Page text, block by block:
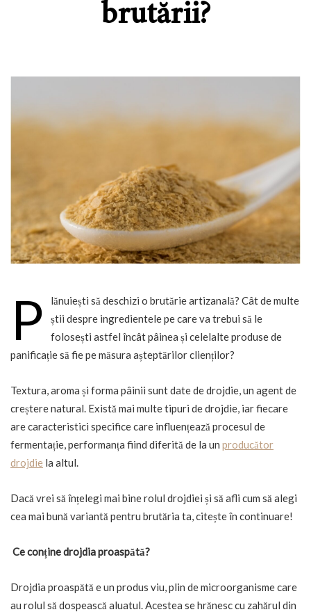
brutării?
P
lănuiești să deschizi o brutărie artizanală? Cât de multe
știi despre ingredientele pe care va trebui să le
folosești astfel încât pâinea și celelalte produse de
panificație să fie pe măsura așteptărilor clienților?
Textura, aroma și forma pâinii sunt date de drojdie, un agent de
creștere natural. Există mai multe tipuri de drojdie, iar fiecare
are caracteristici specifice care influențează procesul de
fermentație, performanța fiind diferită de la un producător
drojdie la altul.
Dacă vrei să înțelegi mai bine rolul drojdiei și să afli cum să alegi
cea mai bună variantă pentru brutăria ta, citește în continuare!
Ce conține drojdia proaspătă?
Drojdia proaspătă e un produs viu, plin de microorganisme care
au rolul să dospească aluatul. Acestea se hrănesc cu zahărul din